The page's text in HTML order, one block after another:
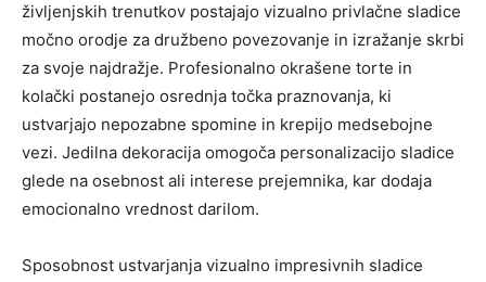
življenjskih trenutkov postajajo vizualno privlačne sladice
močno orodje za družbeno povezovanje in izražanje skrbi
za svoje najdražje. Profesionalno okrašene torte in
kolački postanejo osrednja točka praznovanja, ki
ustvarjajo nepozabne spomine in krepijo medsebojne
vezi. Jedilna dekoracija omogoča personalizacijo sladice
glede na osebnost ali interese prejemnika, kar dodaja
emocionalno vrednost darilom.
Sposobnost ustvarjanja vizualno impresivnih sladice